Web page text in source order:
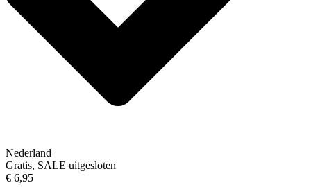
Nederland
Gratis, SALE uitgesloten
€ 6,95